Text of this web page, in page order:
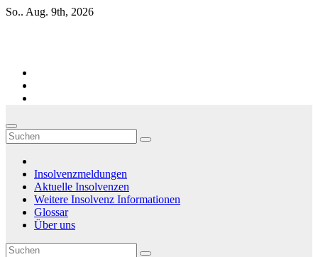
Zum
So.. Aug. 9th, 2026
Insolvenzmeldungen
Aktuelle Insolvenzen
Weitere Insolvenz Informationen
Glossar
Über uns